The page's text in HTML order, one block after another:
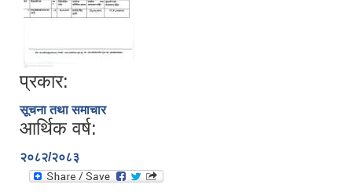
प्रकार:
सूचना तथा समाचार
आर्थिक वर्ष:
२०८२/२०८३